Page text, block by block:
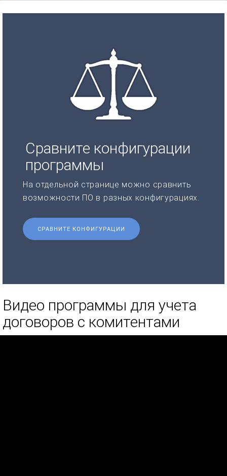
Сравните конфигурации
программы
На отдельной странице можно сравнить
возможности ПО в разных конфигурациях.
СРАВНИТЕ КОНФИГУРАЦИИ
Видео программы для учета
договоров с комитентами